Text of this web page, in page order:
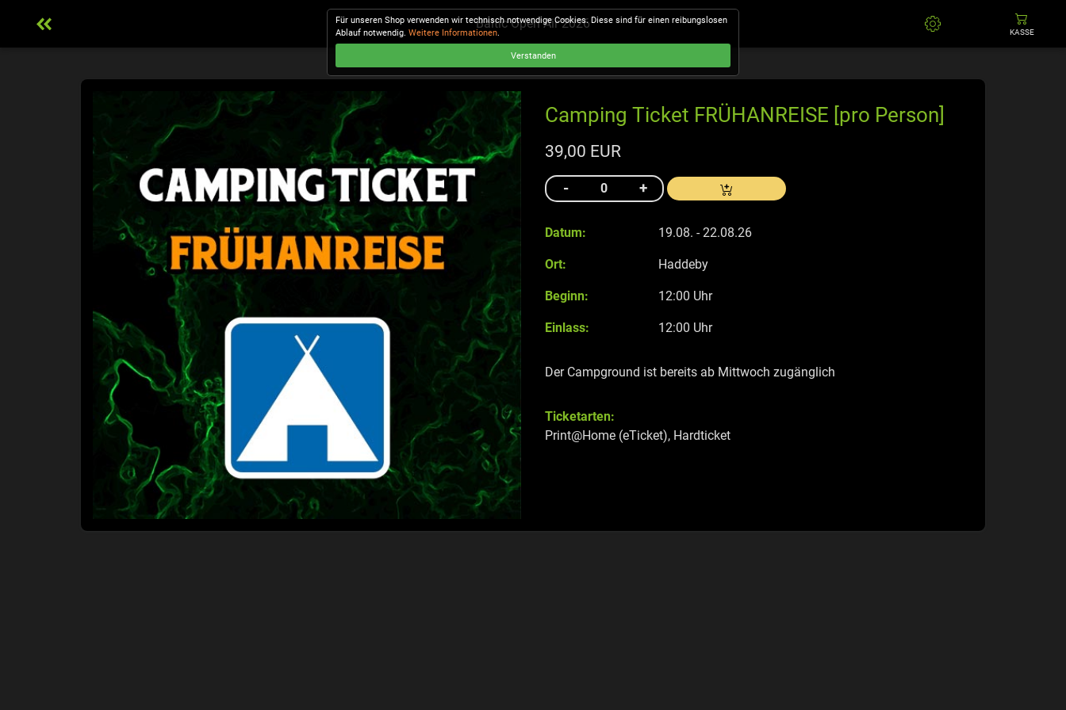
Baltic Open Air 2026
KASSE
Camping Ticket FRÜHANREISE [pro Person]
39,00 EUR
Datum: 19.08. - 22.08.26
Ort: Haddeby
Beginn: 12:00 Uhr
Einlass: 12:00 Uhr
Der Campground ist bereits ab Mittwoch zugänglich
Ticketarten:
Print@Home (eTicket), Hardticket
Für unseren Shop verwenden wir technisch notwendige Cookies. Diese sind für einen reibungslosen
Ablauf notwendig. Weitere Informationen.
Verstanden